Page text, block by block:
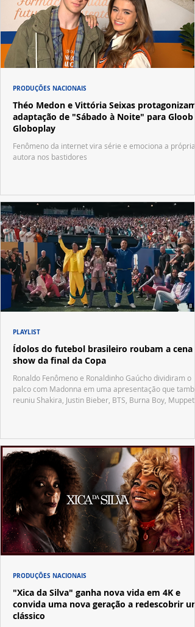
Théo Medon e Vittória Seixas protagonizam
adaptação de "Sábado à Noite" para Gloob e
Globoplay
Fenômeno da internet vira série e emociona a própria
autora nos bastidores
PRODUÇÕES NACIONAIS
Ídolos do futebol brasileiro roubam a cena
show da final da Copa
Ronaldo Fenômeno e Ronaldinho Gaúcho dividiram o
palco com Madonna em uma apresentação que
reuniu Shakira, Justin Bieber, BTS, Burna Boy, Muppets,
PLAYLIST
"Xica da Silva" ganha nova vida em 4K e
convida uma nova geração a redescobrir um
clássico
PRODUÇÕES NACIONAIS